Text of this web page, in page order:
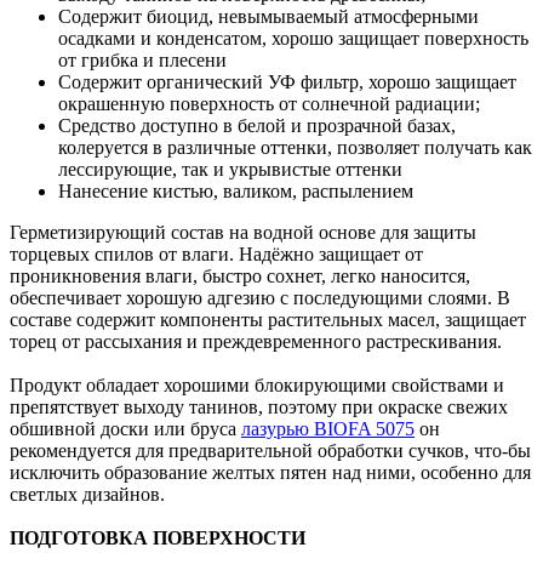
Содержит биоцид, невымываемый атмосферными
осадками и конденсатом, хорошо защищает поверхность
от грибка и плесени
Содержит органический УФ фильтр, хорошо защищает
окрашенную поверхность от солнечной радиации;
Средство доступно в белой и прозрачной базах,
колеруется в различные оттенки, позволяет получать как
лессирующие, так и укрывистые оттенки
Нанесение кистью, валиком, распылением
Герметизирующий состав на водной основе для защиты
торцевых спилов от влаги. Надёжно защищает от
проникновения влаги, быстро сохнет, легко наносится,
обеспечивает хорошую адгезию с последующими слоями. В
составе содержит компоненты растительных масел, защищает
торец от рассыхания и преждевременного растрескивания.
Продукт обладает хорошими блокирующими свойствами и
препятствует выходу танинов, поэтому при окраске свежих
обшивной доски или бруса лазурью BIOFA 5075 он
рекомендуется для предварительной обработки сучков, что-бы
исключить образование желтых пятен над ними, особенно для
светлых дизайнов.
ПОДГОТОВКА ПОВЕРХНОСТИ